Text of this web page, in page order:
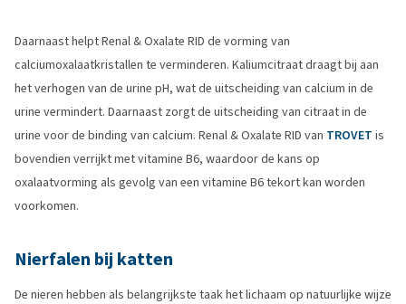
Daarnaast helpt Renal & Oxalate RID de vorming van
calciumoxalaatkristallen te verminderen. Kaliumcitraat draagt bij aan
het verhogen van de urine pH, wat de uitscheiding van calcium in de
urine vermindert. Daarnaast zorgt de uitscheiding van citraat in de
urine voor de binding van calcium. Renal & Oxalate RID van TROVET is
bovendien verrijkt met vitamine B6, waardoor de kans op
oxalaatvorming als gevolg van een vitamine B6 tekort kan worden
voorkomen.
Nierfalen bij katten
De nieren hebben als belangrijkste taak het lichaam op natuurlijke wijze